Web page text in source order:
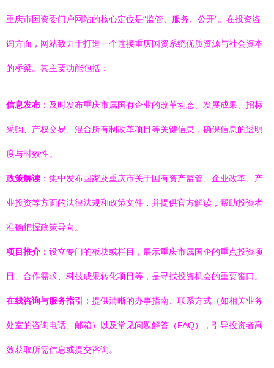
重庆市国资委门户网站的核心定位是“监管、服务、公开”。在投资咨
询方面，网站致力于打造一个连接重庆国资系统优质资源与社会资本
的桥梁。其主要功能包括：
信息发布 ：及时发布重庆市属国有企业的改革动态、发展成果、招标
采购、产权交易、混合所有制改革项目等关键信息，确保信息的透明
度与时效性。
政策解读 ：集中发布国家及重庆市关于国有资产监管、企业改革、产
业投资等方面的法律法规和政策文件，并提供官方解读，帮助投资者
准确把握政策导向。
项目推介 ：设立专门的板块或栏目，展示重庆市属国企的重点投资项
目、合作需求、科技成果转化项目等，是寻找投资机会的重要窗口。
在线咨询与服务指引 ：提供清晰的办事指南、联系方式（如相关业务
处室的咨询电话、邮箱）以及常见问题解答（FAQ），引导投资者高
效获取所需信息或提交咨询。